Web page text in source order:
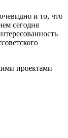
и то, что
сегодня
проектами